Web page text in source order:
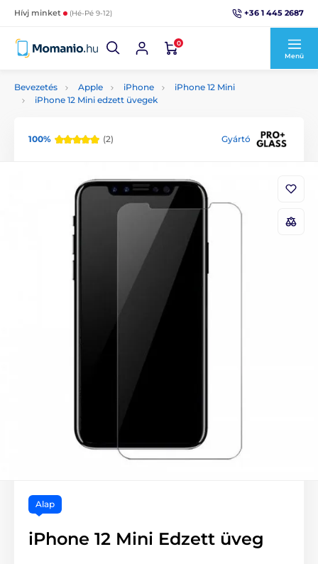
Hívj minket (Hé-Pé 9-12) +36 1 445 2687
0
Menü
Bevezetés Apple iPhone
iPhone 12 Mini
iPhone 12 Mini edzett üvegek
100% (2) Gyártó
Alap
iPhone 12 Mini Edzett üveg